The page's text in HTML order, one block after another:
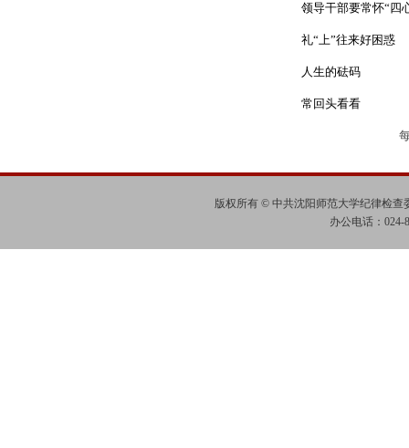
领导干部要常怀“四
礼“上”往来好困惑
人生的砝码
常回头看看
版权所有 © 中共沈阳师范大学纪律检
办公电话：024-